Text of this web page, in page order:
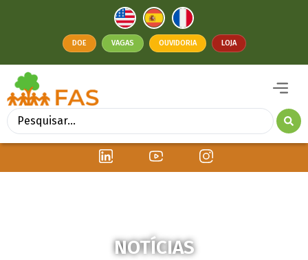
DOE VAGAS OUVIDORIA LOJA
NOTÍCIAS